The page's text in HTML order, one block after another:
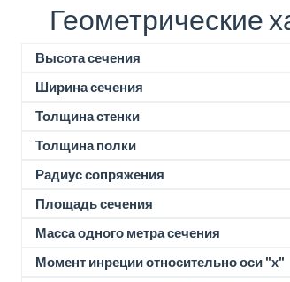
Геометрические
Высота сечения
Ширина сечения
Толщина стенки
Толщина полки
Радиус сопряжения
Площадь сечения
Масса одного метра сечения
Момент инреции относительно оси "x"